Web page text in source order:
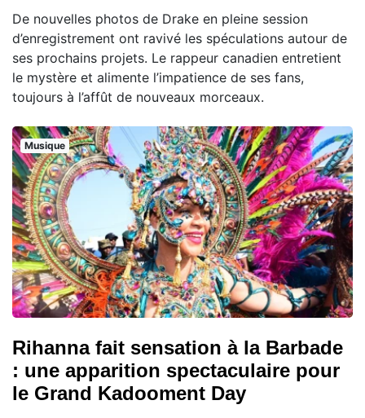
De nouvelles photos de Drake en pleine session
d’enregistrement ont ravivé les spéculations autour de
ses prochains projets. Le rappeur canadien entretient
le mystère et alimente l’impatience de ses fans,
toujours à l’affût de nouveaux morceaux.
Musique
Rihanna fait sensation à la Barbade
: une apparition spectaculaire pour
le Grand Kadooment Day